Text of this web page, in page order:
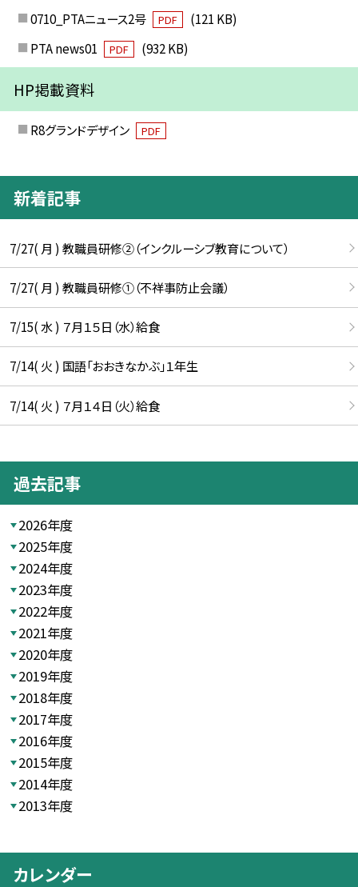
0710_PTAニュース2号 PDF
(121 KB)
PTA news01
PDF (932 KB)
HP掲載資料
R8グランドデザイン PDF
新着記事
7/27( 月 ) 教職員研修②（インクルーシブ教育について）
7/27( 月 ) 教職員研修①（不祥事防止会議）
7/15( 水 ) ７月１５日（水）給食
7/14( 火 ) 国語「おおきなかぶ」１年生
7/14( 火 ) ７月１４日（火）給食
過去記事
2026年度
2025年度
2024年度
2023年度
2022年度
2021年度
2020年度
2019年度
2018年度
2017年度
2016年度
2015年度
2014年度
2013年度
カレンダー